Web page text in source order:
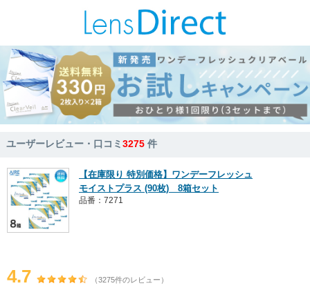
ユーザーレビュー・口コミ3275 件
【在庫限り 特別価格】ワンデーフレッシュ
モイストプラス (90枚) 8箱セット
品番：7271
4.7 （3275件のレビュー）